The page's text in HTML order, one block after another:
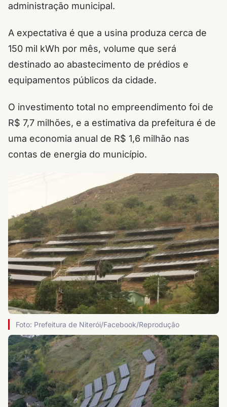
administração municipal.
A expectativa é que a usina produza cerca de
150 mil kWh por mês, volume que será
destinado ao abastecimento de prédios e
equipamentos públicos da cidade.
O investimento total no empreendimento foi de
R$ 7,7 milhões, e a estimativa da prefeitura é de
uma economia anual de R$ 1,6 milhão nas
contas de energia do município.
Foto: Prefeitura de Niterói/Facebook/Reprodução